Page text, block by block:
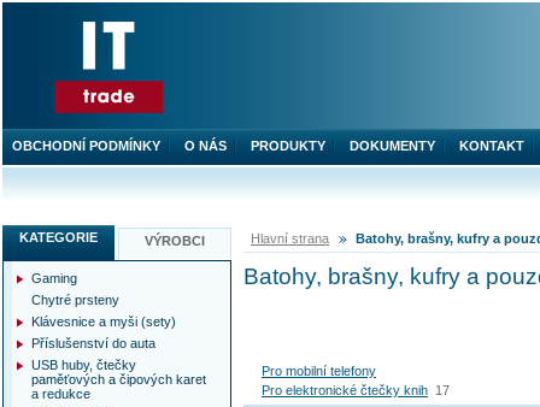
Hlavní strana Batohy, brašny, kufry a
Batohy, brašny, kufry a
Pro mobilní telefony
Pro elektronické čtečky knih 17
KATEGORIE VÝROBCI
Gaming
Chytré prsteny
Klávesnice a myši (sety)
Příslušenství do auta
USB huby, čtečky
paměťových a čipových karet
a redukce
OBCHODNÍ PODMÍNKY O NÁS PRODUKTY DOKUMENTY KONTAKT